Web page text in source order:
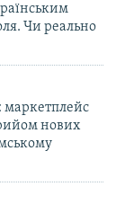
Чи реально
маркетплейс
нових